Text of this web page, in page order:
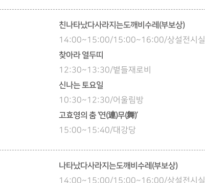
친나타났다사라지는도깨비수레(부보상)
14:00~15:00/15:00~16:00/상설전시실
찾아라 열두띠
12:30~13:30/볕들재로비
신나는 토요일
10:30~12:30/어울림방
고효영의 춤 ‘연(連)무(舞)’
15:00~15:40/대강당
나타났다사라지는도깨비수레(부보상)
14:00~15:00/15:00~16:00/상설전시실